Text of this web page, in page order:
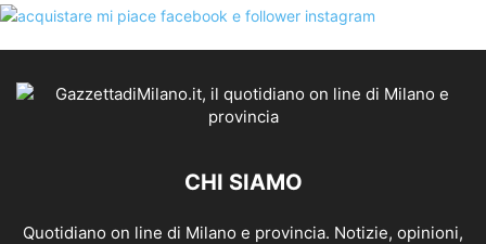
CHI SIAMO
Quotidiano on line di Milano e provincia. Notizie, opinioni,